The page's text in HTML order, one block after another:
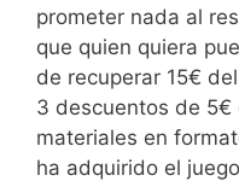
prometer nada al
que quien quiera
de recuperar 15€
3 descuentos de 5€
materiales en
ha adquirido el